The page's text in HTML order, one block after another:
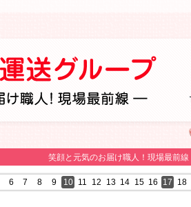
笑顔と元気のお届け職人！現場最前線
6 7 8 9 10 11 12 13 14 15 16 17 18